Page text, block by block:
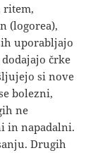
ritem,
(logorea),
uporabljajo
dodajajo črke
si nove
bolezni,
ne
in napadalni.
Drugih